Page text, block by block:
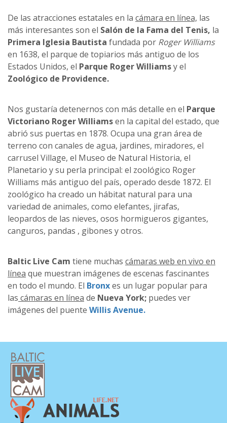
De las atracciones estatales en la cámara en línea, las
más interesantes son el Salón de la Fama del Tenis, la
Primera Iglesia Bautista fundada por Roger Williams
en 1638, el parque de topiarios más antiguo de los
Estados Unidos, el Parque Roger Williamsy el
Zoológico de Providence.
Nos gustaría detenernos con más detalle en el Parque
Victoriano Roger Williamsen la capital del estado, que
abrió sus puertas en 1878. Ocupa una gran área de
terreno con canales de agua, jardines, miradores, el
carrusel Village, el Museo de Natural Historia, el
Planetario y su perla principal: el zoológico Roger
Williams más antiguo del país, operado desde 1872. El
zoológico ha creado un hábitat natural para una
variedad de animales, como elefantes, jirafas,
leopardos de las nieves, osos hormigueros gigantes,
canguros, pandas , gibones y otros.
Baltic Live Cam tiene muchas cámaras web en vivo en
línea que muestran imágenes de escenas fascinantes
en todo el mundo. El Bronxes un lugar popular para
las cámaras en línea de Nueva York; puedes ver
imágenes del puente Willis Avenue.